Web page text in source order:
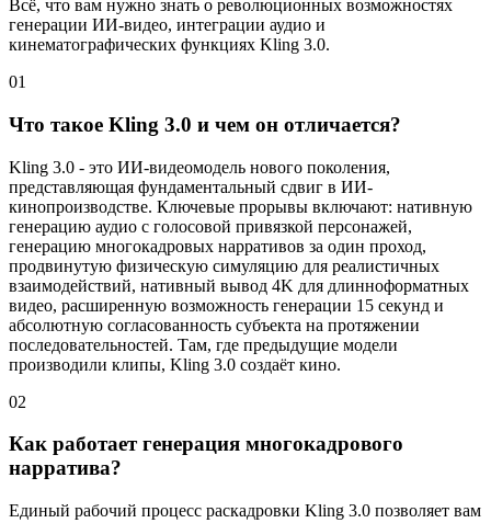
Всё, что вам нужно знать о революционных возможностях
генерации ИИ-видео, интеграции аудио и
кинематографических функциях Kling 3.0.
01
Что такое Kling 3.0 и чем он отличается?
Kling 3.0 - это ИИ-видеомодель нового поколения,
представляющая фундаментальный сдвиг в ИИ-
кинопроизводстве. Ключевые прорывы включают: нативную
генерацию аудио с голосовой привязкой персонажей,
генерацию многокадровых нарративов за один проход,
продвинутую физическую симуляцию для реалистичных
взаимодействий, нативный вывод 4K для длинноформатных
видео, расширенную возможность генерации 15 секунд и
абсолютную согласованность субъекта на протяжении
последовательностей. Там, где предыдущие модели
производили клипы, Kling 3.0 создаёт кино.
02
Как работает генерация многокадрового
нарратива?
Единый рабочий процесс раскадровки Kling 3.0 позволяет вам